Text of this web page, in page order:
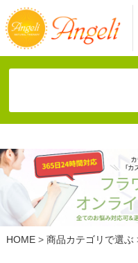
HOME 商品カテゴリで選ぶ